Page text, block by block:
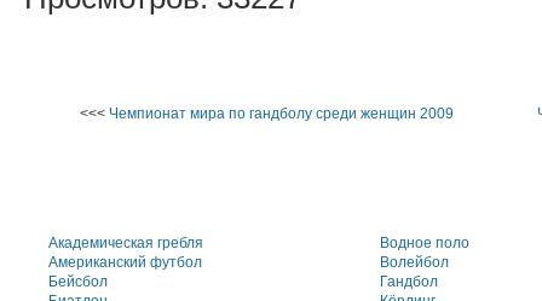
<<< Чемпионат мира по гандболу среди женщин 2009
Академическая гребля
Американский футбол
Бейсбол
Водное поло
Волейбол
Гандбол